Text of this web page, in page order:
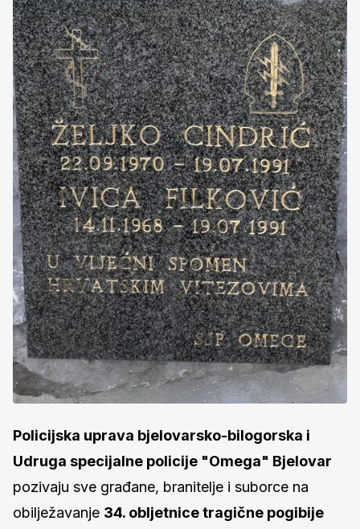
Policijska uprava bjelovarsko-bilogorska i
Udruga specijalne policije "Omega" Bjelovar
pozivaju sve građane, branitelje i suborce na
obilježavanje 34. obljetnice tragične pogibije